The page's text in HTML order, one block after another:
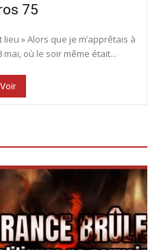
75
» Alors que je m’apprêtais à
où le soir même était...
Voir